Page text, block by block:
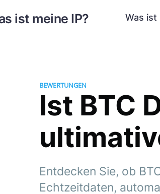
ist meine IP? Was ist
BEWERTUNGEN
Ist BTC
Entdecken Sie, ob
Echtzeitdaten,